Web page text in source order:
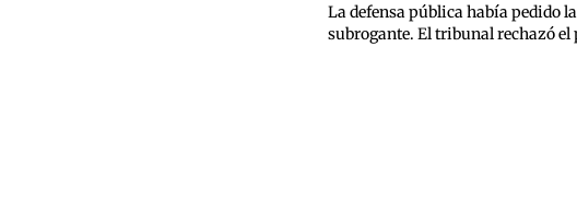
La defensa pública había pedido
subrogante. El tribunal rechazó